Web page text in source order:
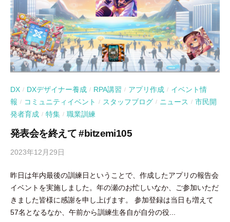
DX / DXデザイナー養成 / RPA講習 / アプリ作成 / イベント情
報 / コミュニティイベント / スタッフブログ / ニュース / 市民開
発者育成 / 特集 / 職業訓練
発表会を終えて #bitzemi105
2023年12月29日
吉
田
豪
昨日は年内最後の訓練日ということで、作成したアプリの報告会
イベントを実施しました。年の瀬のお忙しいなか、ご参加いただ
きました皆様に感謝を申し上げます。 参加登録は当日も増えて
57名となるなか、午前から訓練生各自が自分の役...